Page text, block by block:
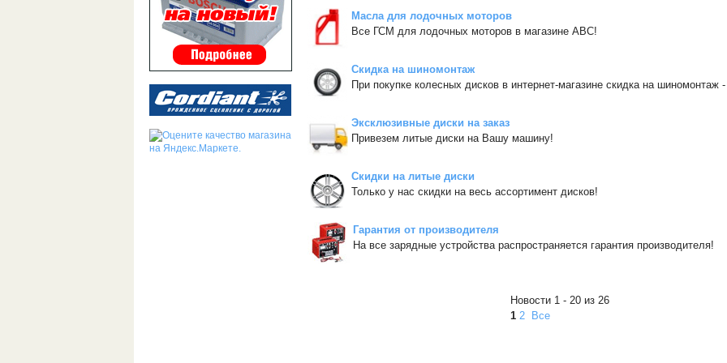
Масла для лодочных моторов
Все ГСМ для лодочных моторов в магазине АВС!
Скидка на шиномонтаж
При покупке колесных дисков в интернет-магазине скидка на шиномонтаж
Эксклюзивные диски на заказ
Привезем литые диски на Вашу машину!
Скидки на литые диски
Только у нас скидки на весь ассортимент дисков!
Гарантия от производителя
На все зарядные устройства распространяется гарантия производителя!
Новости 1 - 20 из 26
1 2 Все